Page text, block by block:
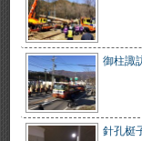
御柱諏
針孔梃